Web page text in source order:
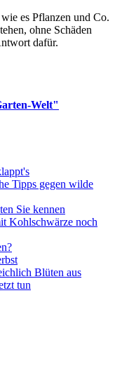
es Pflanzen und Co.
ohne Schäden
dafür.
Welt"
Tipps gegen wilde
Sie kennen
Kohlschwärze noch
Blüten aus
tun